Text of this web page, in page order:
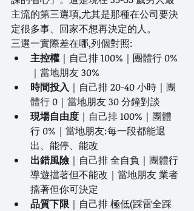
主流的第三選項,尤其是那種在公司要決
定很多事、回家不想再決定的人。
三選一實際差在哪,列個對照:
主控權 ｜自己排 100%｜團體行 0%
｜當地朋友 30%
時間投入 ｜自己排 20-40 小時｜團
體行 0｜當地朋友 30 分鐘對談
現場自由度 ｜自己排 100%｜團體
行 0%｜當地朋友:每一段都能退
出、能停、能改
出錯風險 ｜自己排 全自負｜團體行
導遊擋著但不能改｜當地朋友 業者
擋著但你可決定
品質下限 ｜自己排 極低(踩雷全踩